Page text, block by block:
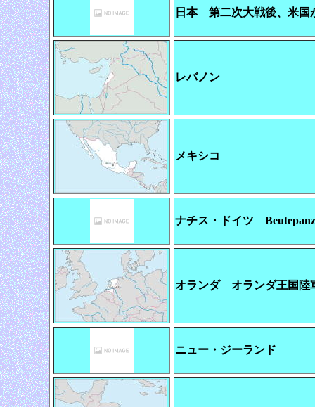
日本 第二次大戦後、米国
レバノン
メキシコ
ナチス・ドイツ
オランダ オランダ王国陸
ニュー・ジーランド